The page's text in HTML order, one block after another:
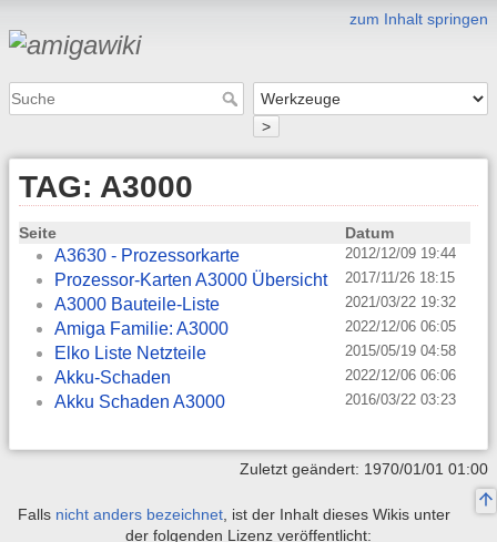
zum Inhalt springen
>
TAG: A3000
Seite Datum
A3630 - Prozessorkarte 2012/12/09 19:44
Prozessor-Karten A3000 Übersicht 2017/11/26 18:15
A3000 Bauteile-Liste 2021/03/22 19:32
Amiga Familie: A3000 2022/12/06 06:05
Elko Liste Netzteile 2015/05/19 04:58
Akku-Schaden 2022/12/06 06:06
Akku Schaden A3000 2016/03/22 03:23
Zuletzt geändert: 1970/01/01 01:00
Falls nicht anders bezeichnet , ist der Inhalt dieses Wikis unter
der folgenden Lizenz veröffentlicht: